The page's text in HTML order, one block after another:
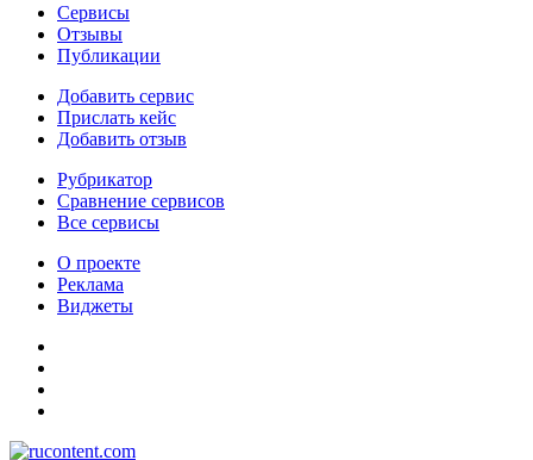
Сервисы
Отзывы
Публикации
Добавить сервис
Прислать кейс
Добавить отзыв
Рубрикатор
Сравнение сервисов
Все сервисы
О проекте
Реклама
Виджеты